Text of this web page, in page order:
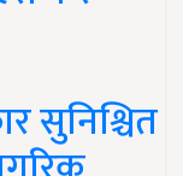
सुनिश्चित